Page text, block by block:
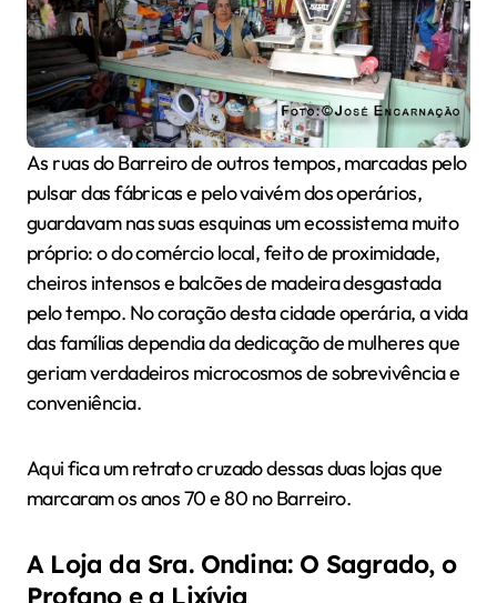
As ruas do Barreiro de outros tempos, marcadas pelo
pulsar das fábricas e pelo vaivém dos operários,
guardavam nas suas esquinas um ecossistema muito
próprio: o do comércio local, feito de proximidade,
cheiros intensos e balcões de madeira desgastada
pelo tempo. No coração desta cidade operária, a vida
das famílias dependia da dedicação de mulheres que
geriam verdadeiros microcosmos de sobrevivência e
conveniência.
Aqui fica um retrato cruzado dessas duas lojas que
marcaram os anos 70 e 80 no Barreiro.
A Loja da Sra. Ondina: O Sagrado, o